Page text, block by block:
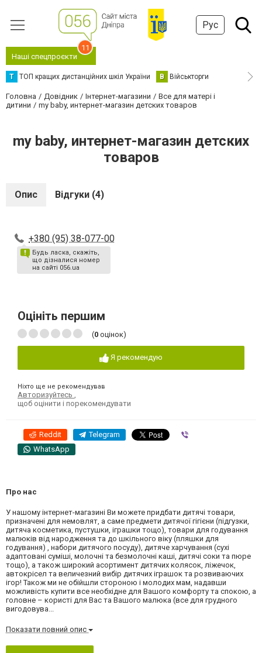
Рус
Наші спецпроєкти
11
Т ТОП кращих дистанційних шкіл України В Військторги
Головна Довідник Інтернет-магазини
Все для матері і
дитини
my baby, интернет-магазин детских товаров
my baby, интернет-магазин детских
товаров
Опис Відгуки (4)
+380 (95) 38-077-00
Будь ласка, скажіть,
що дізналися номер
на сайті 056.ua
Оцініть першим
(0 оцінок)
Я рекомендую
Ніхто ще не рекомендував
Авторизуйтесь
щоб оцінити і порекомендувати
Reddit Telegram
WhatsApp
Про нас
У нашому інтернет-магазині Ви можете придбати дитячі товари,
призначені для немовлят, а саме предмети дитячої гігієни (підгузки,
дитяча косметика, пустушки, іграшки тощо), товари для годування
малюків від народження та до шкільного віку (пляшки для
годування) , набори дитячого посуду), дитяче харчування (сухі
адаптовані суміші, молочні та безмолочні каші, дитячі соки та пюре
тощо), а також широкий асортимент дитячих колясок, ліжечок,
автокрісел та величезний вибір дитячих іграшок та розвиваючих
ігор! Також ми не обійшли стороною і молодих мам, надавши
можливість купити все необхідне для Вашого комфорту та спокою, а
головне – користі для Вас та Вашого малюка (все для грудного
вигодовува...
Показати повний опис